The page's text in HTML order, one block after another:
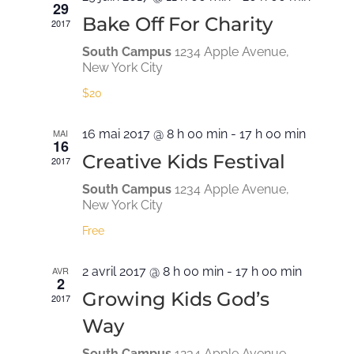
29
2017 Bake Off For Charity
South Campus 1234 Apple Avenue,
New York City
$20
MAI
16
2017
16 mai 2017 @ 8 h 00 min- 17 h 00 min
Creative Kids Festival
South Campus 1234 Apple Avenue,
New York City
Free
AVR
2
2017
2 avril 2017 @ 8 h 00 min- 17 h 00 min
Growing Kids God’s
Way